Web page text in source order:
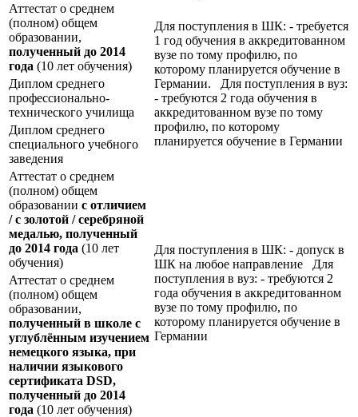
Аттестат о среднем
(полном) общем
образовании,
полученный до 2014
года (10 лет обучения)
Для поступления в ШК: - требуется
1 год обучения в аккредитованном
вузе по тому профилю, по
которому планируется обучение в
Германии. Для поступления в вуз:
- требуются 2 года обучения в
аккредитованном вузе по тому
профилю, по которому
планируется обучение в Германии
Диплом среднего
профессионально-
технического училища
Диплом среднего
специального учебного
заведения
Аттестат о среднем
(полном) общем
образовании с отличием
/ с золотой / серебряной
медалью, полученный
до 2014 года (10 лет
обучения)
Для поступления в ШК: - допуск в
ШК на любое направление Для
поступления в вуз: - требуются 2
года обучения в аккредитованном
вузе по тому профилю, по
которому планируется обучение в
Германии
Аттестат о среднем
(полном) общем
образовании,
полученный в школе с
углублённым изучением
немецкого языка, при
наличии языкового
сертификата DSD,
полученный до 2014
года (10 лет обучения)